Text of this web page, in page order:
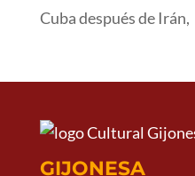
Cuba después de Irán,
GIJONESA